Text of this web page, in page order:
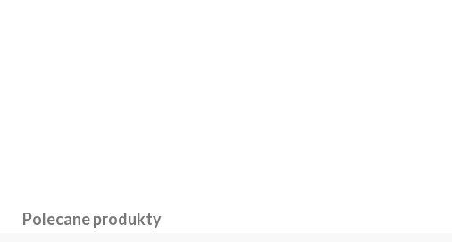
Polecane produkty